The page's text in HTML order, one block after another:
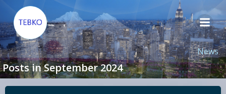
Inhalt
springen
News
Posts in September 2024